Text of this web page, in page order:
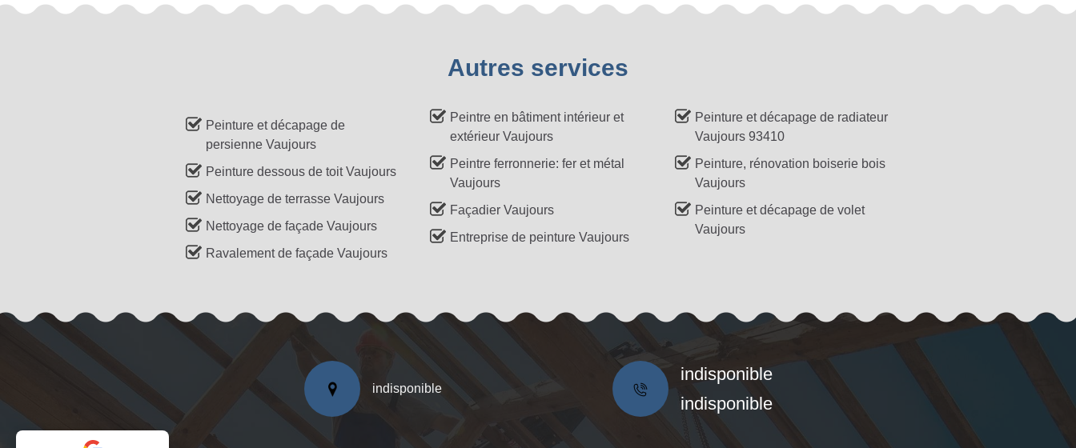
Autres services
Peinture et décapage de
persienne Vaujours
Peinture dessous de toit Vaujours
Nettoyage de terrasse Vaujours
Nettoyage de façade Vaujours
Ravalement de façade Vaujours
Peintre en bâtiment intérieur et
extérieur Vaujours
Peintre ferronnerie: fer et métal
Vaujours
Façadier Vaujours
Entreprise de peinture Vaujours
Peinture et décapage de radiateur
Vaujours 93410
Peinture, rénovation boiserie bois
Vaujours
Peinture et décapage de volet
Vaujours
indisponible
indisponible
indisponible